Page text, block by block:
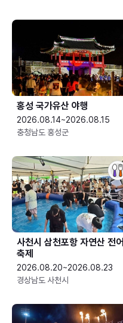
홍성 국가유산 야행
2026.08.14~2026.08.15
충청남도 홍성군
사천시 삼천포항 자연산 전어
축제
2026.08.20~2026.08.23
경상남도 사천시